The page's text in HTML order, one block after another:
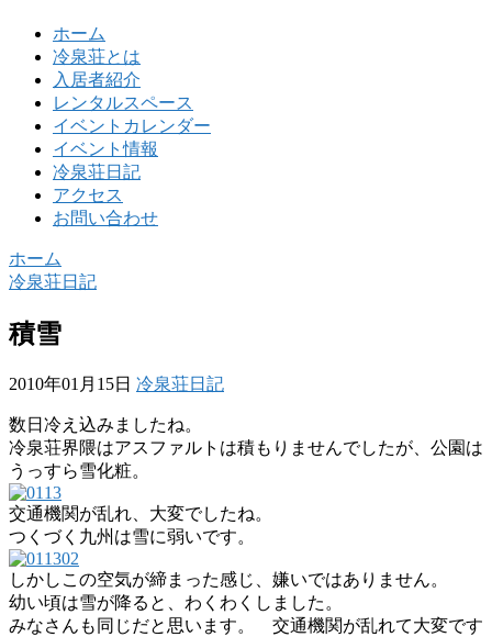
ホーム
冷泉荘とは
入居者紹介
レンタルスペース
イベントカレンダー
イベント情報
冷泉荘日記
アクセス
お問い合わせ
ホーム
冷泉荘日記
積雪
2010年01月15日 冷泉荘日記
数日冷え込みましたね。
冷泉荘界隈はアスファルトは積もりませんでしたが、公園は
うっすら雪化粧。
交通機関が乱れ、大変でしたね。
つくづく九州は雪に弱いです。
しかしこの空気が締まった感じ、嫌いではありません。
幼い頃は雪が降ると、わくわくしました。
みなさんも同じだと思います。 交通機関が乱れて大変です